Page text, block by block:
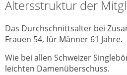
Altersstruktur der
Das Durchschnittsalter bei
Frauen 54, für Männer 61 Jahre.
Wie bei allen Schweizer
leichten Damenüberschuss.